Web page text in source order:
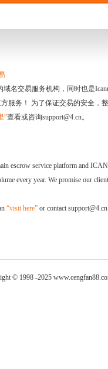
域名交易服务机构，同时也是
服务！ 为了保证交易的安全，
”查看或咨询support@4.cn。
escrow service platform and
every year. We promise our
“visit here” or contact support@4.cn.
© 1998 -2025